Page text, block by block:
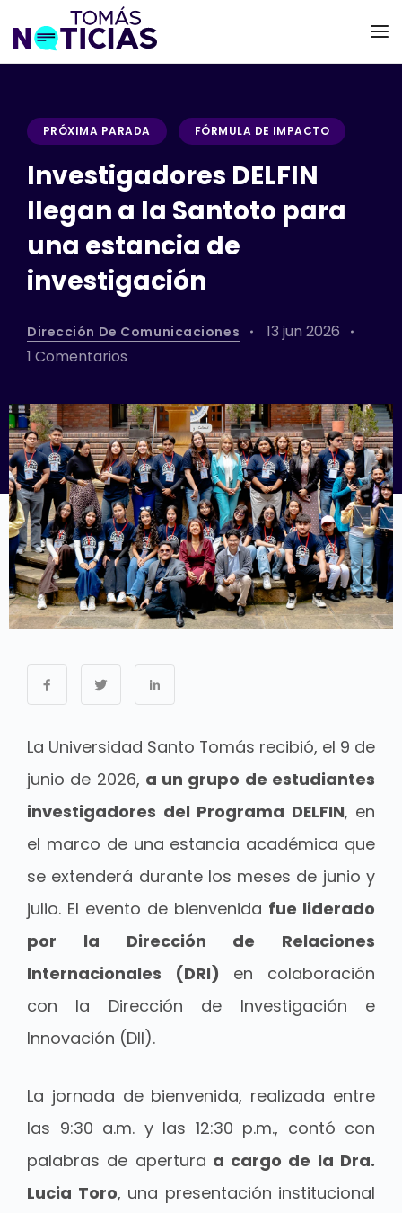
PRÓXIMA PARADA FÓRMULA DE IMPACTO
Investigadores DELFIN
llegan a la Santoto para
una estancia de
investigación
Dirección De Comunicaciones
13 jun 2026
1 Comentarios
La Universidad Santo Tomás recibió, el 9 de
junio de 2026, a un grupo de estudiantes
investigadores del Programa DELFIN, en
el marco de una estancia académica que
se extenderá durante los meses de junio y
julio. El evento de bienvenida fue liderado
por la Dirección de Relaciones
Internacionales (DRI) en colaboración
con la Dirección de Investigación e
Innovación (DII).
La jornada de bienvenida, realizada entre
las 9:30 a.m. y las 12:30 p.m., contó con
palabras de apertura a cargo de la Dra.
Lucia Toro, una presentación institucional